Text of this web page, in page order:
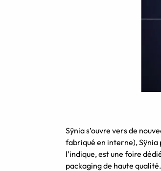
Sÿnia s’ouvre vers de
fabriqué en interne),
l’indique, est une foire
packaging de haute